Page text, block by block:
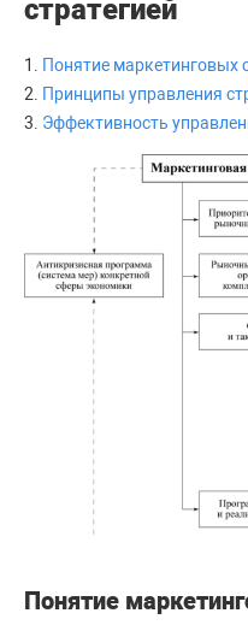
стратегией
1.
Понятие маркетинговых
2.
Принципы управления
3. Эффективность
Понятие